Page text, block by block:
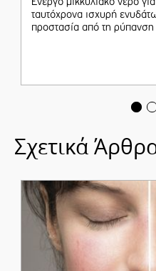
ταυτόχρονα ισχυρή
προστασία από τη ρύπανση
Σχετικά